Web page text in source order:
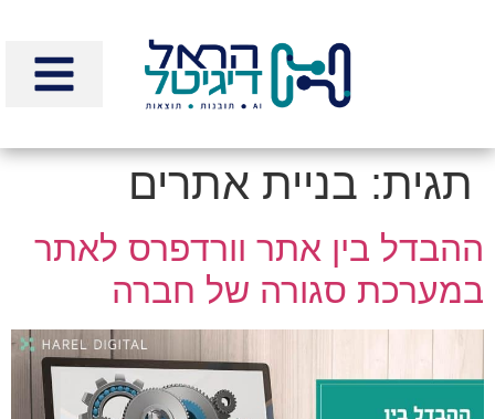
תגית: בניית אתרים
ההבדל בין אתר וורדפרס לאתר
במערכת סגורה של חברה